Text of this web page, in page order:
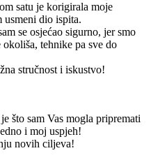
satu je korigirala moje
usmeni dio ispita.
se osjećao sigurno, jer smo
tehnike pa sve do
stručnost i iskustvo!
što sam Vas mogla pripremati
i moj uspjeh!
novih ciljeva!